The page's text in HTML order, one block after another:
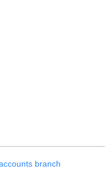
branch